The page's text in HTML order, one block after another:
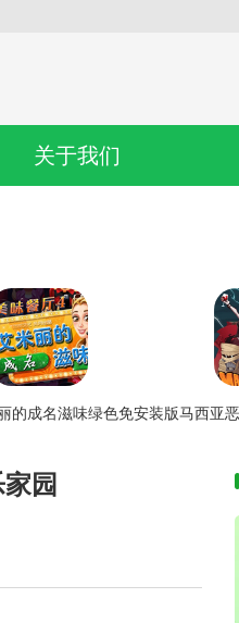
关于我们
的成名滋味绿色免安装版马西亚
园